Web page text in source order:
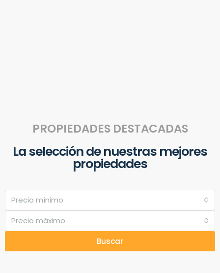
PROPIEDADES DESTACADAS
La selección de nuestras mejores
propiedades
Precio mínimo
Precio máximo
Buscar